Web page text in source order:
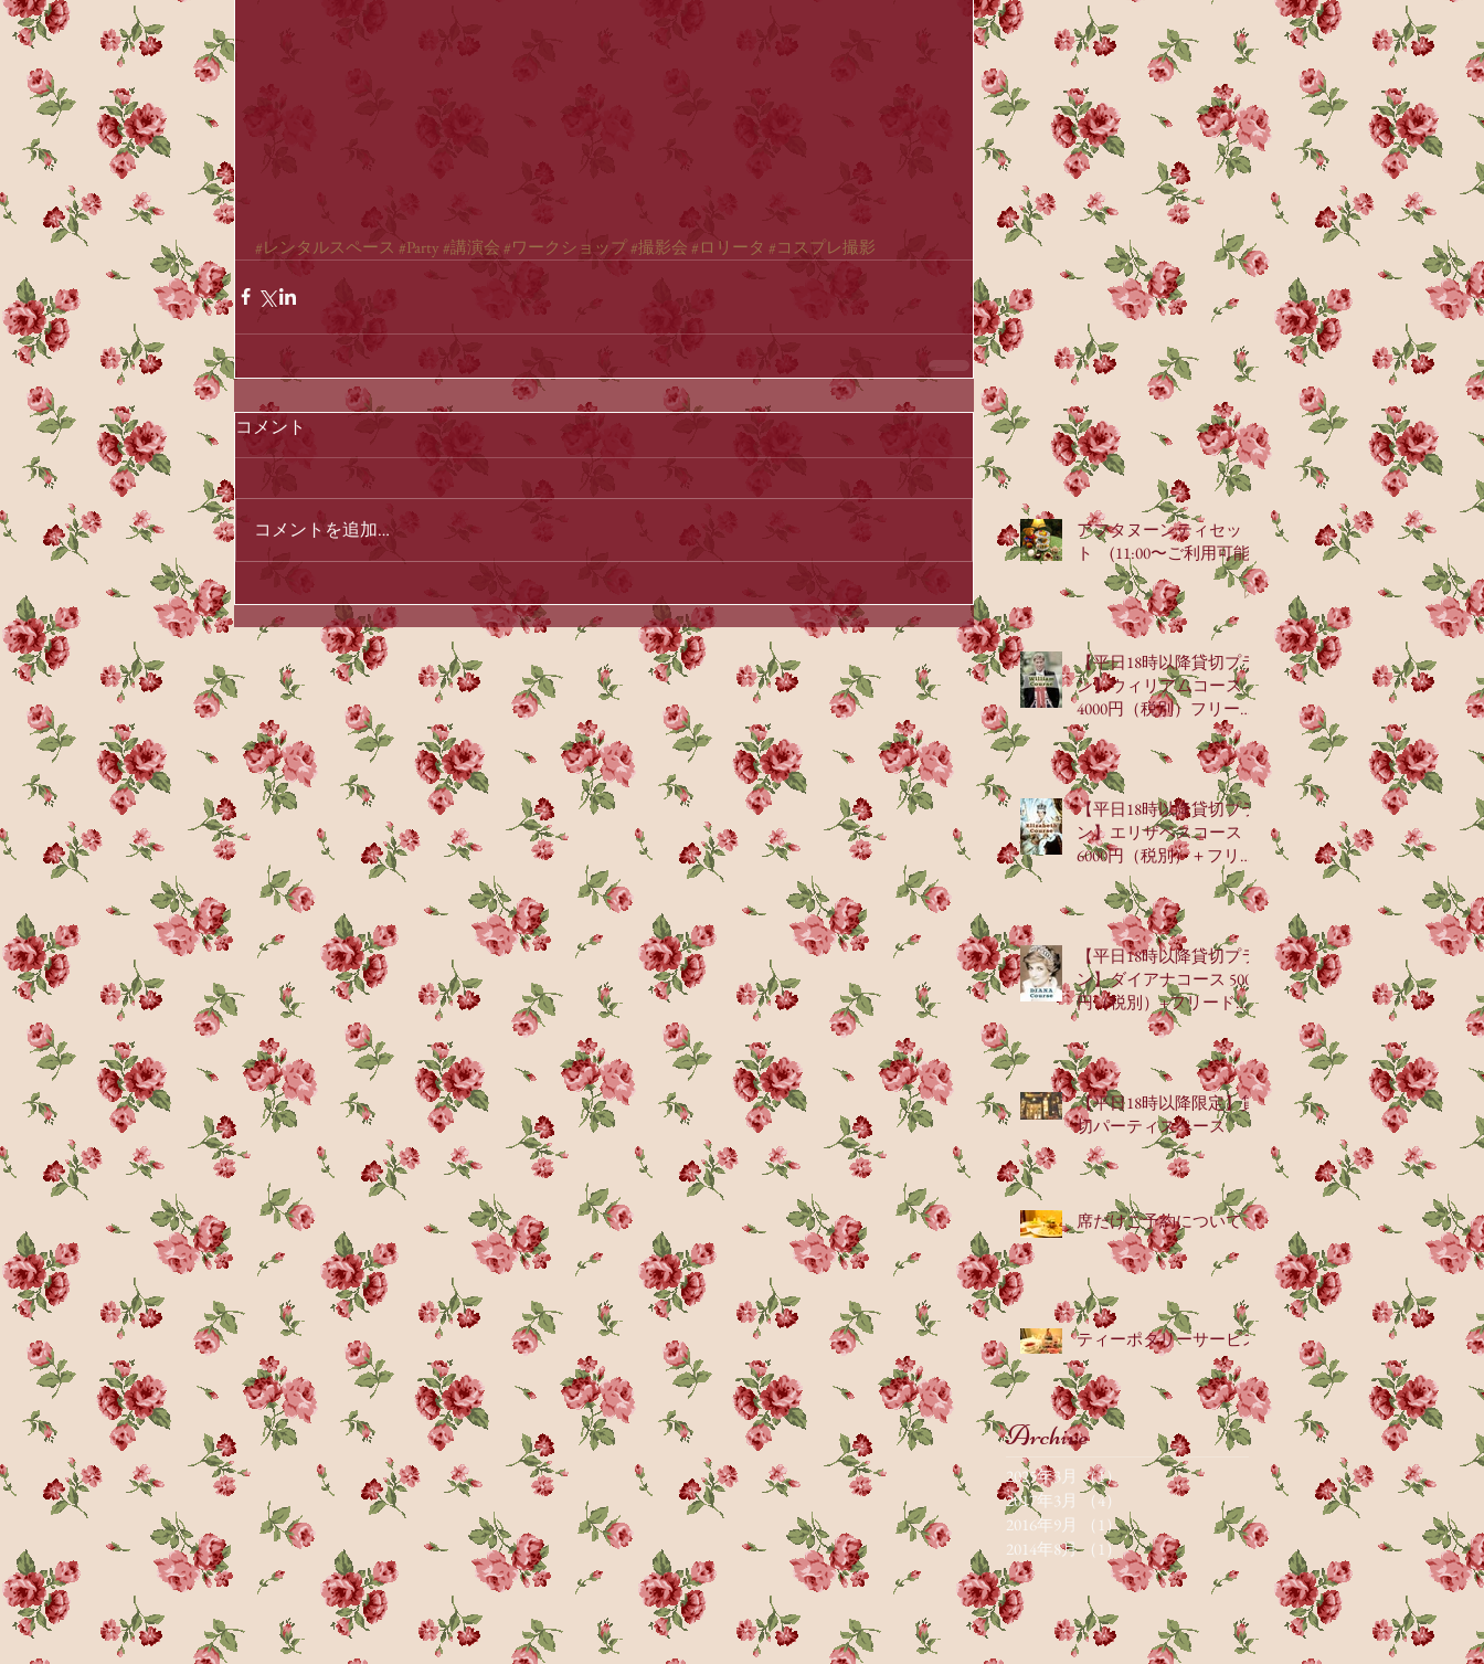
#レンタルスペース #Party #講演会 #ワークショップ#撮影会 #ロリータ #コスプレ撮影
コメント
コメントを追加…
アフタヌーンティセッ
ト (11:00〜ご利用可能)
【平日18時以降貸切プラ
ン】ウィリアムコース
4000円（税別）フリード
リンク＋珈琲OR紅茶付
【平日18時以降貸切プラ
ン】エリザベスコース
6000円（税別）＋フリー
ドリンク＋珈琲or紅茶付
【平日18時以降貸切プラ
ン】ダイアナコース 5000
円（税別）+フリードリ
ンク＆珈琲or紅茶付
【平日18時以降限定】貸
切パーティスペース
席だけご予約について
ティーポタリーサービス
2025年3月 （1）
1件の記事
2017年3月 （4）
4件の記事
2016年9月
（1）1件の記事
2014年8月（1）1件の記事
Archive